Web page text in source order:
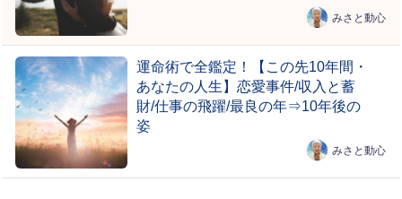
みさと動心
運命術で全鑑定！【この先10年間・
あなたの人生】恋愛事件/収入と蓄
財/仕事の飛躍/最良の年⇒10年後の
姿
みさと動心